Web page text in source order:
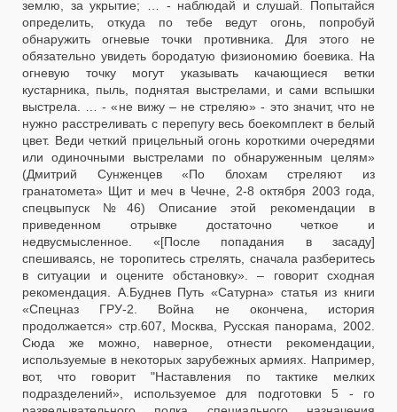
землю, за укрытие; … - наблюдай и слушай. Попытайся
определить, откуда по тебе ведут огонь, попробуй
обнаружить огневые точки противника. Для этого не
обязательно увидеть бородатую физиономию боевика. На
огневую точку могут указывать качающиеся ветки
кустарника, пыль, поднятая выстрелами, и сами вспышки
выстрела. … - «не вижу – не стреляю» - это значит, что не
нужно расстреливать с перепугу весь боекомплект в белый
цвет. Веди четкий прицельный огонь короткими очередями
или одиночными выстрелами по обнаруженным целям»
(Дмитрий Сунженцев «По блохам стреляют из
гранатомета» Щит и меч в Чечне, 2-8 октября 2003 года,
спецвыпуск №46) Описание этой рекомендации в
приведенном отрывке достаточно четкое и
недвусмысленное. «[После попадания в засаду]
спешиваясь, не торопитесь стрелять, сначала разберитесь
в ситуации и оцените обстановку». – говорит сходная
рекомендация. А.Буднев Путь «Сатурна» статья из книги
«Спецназ ГРУ-2. Война не окончена, история
продолжается» стр.607, Москва, Русская панорама, 2002.
Сюда же можно, наверное, отнести рекомендации,
используемые в некоторых зарубежных армиях. Например,
вот, что говорит "Наставления по тактике мелких
подразделений», используемое для подготовки 5 - го